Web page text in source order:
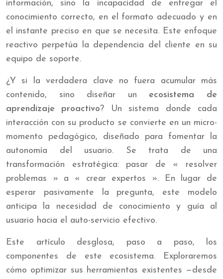
información, sino la incapacidad de entregar el
conocimiento correcto, en el formato adecuado y en
el instante preciso en que se necesita. Este enfoque
reactivo perpetúa la dependencia del cliente en su
equipo de soporte.
¿Y si la verdadera clave no fuera acumular más
contenido, sino diseñar un ecosistema de
aprendizaje proactivo? Un sistema donde cada
interacción con su producto se convierte en un micro-
momento pedagógico, diseñado para fomentar la
autonomía del usuario. Se trata de una
transformación estratégica: pasar de « resolver
problemas » a « crear expertos ». En lugar de
esperar pasivamente la pregunta, este modelo
anticipa la necesidad de conocimiento y guía al
usuario hacia el auto-servicio efectivo.
Este artículo desglosa, paso a paso, los
componentes de este ecosistema. Exploraremos
cómo optimizar sus herramientas existentes —desde